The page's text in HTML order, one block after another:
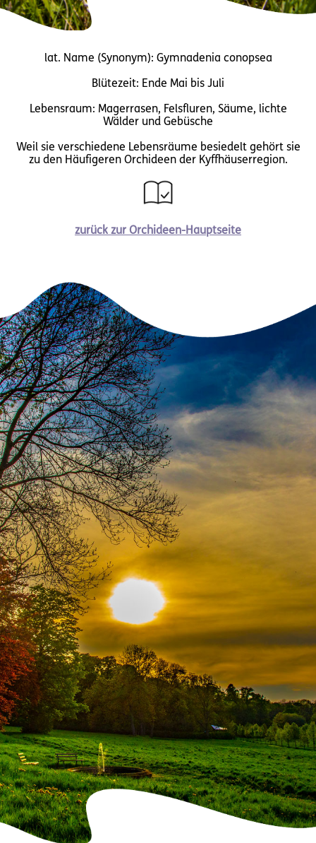
lat. Name (Synonym): Gymnadenia conopsea
Blütezeit: Ende Mai bis Juli
Lebensraum: Magerrasen, Felsfluren, Säume, lichte
Wälder und Gebüsche
Weil sie verschiedene Lebensräume besiedelt gehört sie
zu den Häufigeren Orchideen der Kyffhäuserregion.
zurück zur Orchideen-Hauptseite